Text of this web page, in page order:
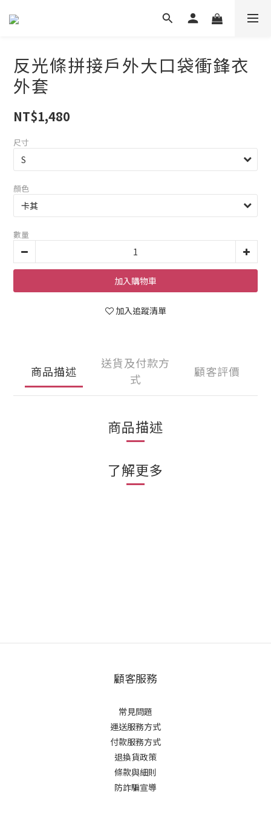
反光條拼接戶外大口袋衝鋒衣
外套
NT$1,480
尺寸
顏色
數量
加入購物車
加入追蹤清單
商品描述
送貨及付款方
式
顧客評價
商品描述
了解更多
顧客服務
常見問題
運送服務方式
付款服務方式
退換貨政策
條款與細則
防詐騙宣導